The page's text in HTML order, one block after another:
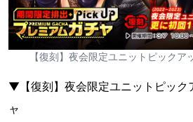
【復刻】夜会限定ユニットピックア
▼【復刻】夜会限定ユニットピック
ャ